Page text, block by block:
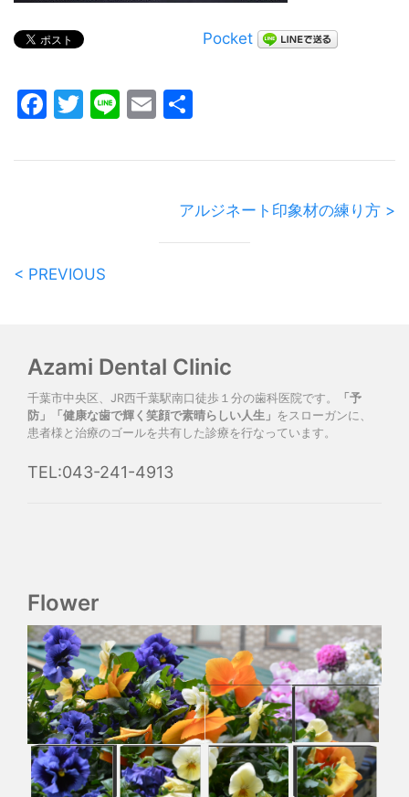
Pocket
Facebook
Twitter
LineEmail
アルジネート印象材の練り方 >
< PREVIOUS
Azami Dental Clinic
千葉市中央区、JR西千葉駅南口徒歩１分の歯科医院です。
「予
防」「健康な歯で輝く笑顔で素晴らしい人生」 をスローガンに、
患者様と治療のゴールを共有した診療を行なっています。
TEL:043-241-4913
Flower